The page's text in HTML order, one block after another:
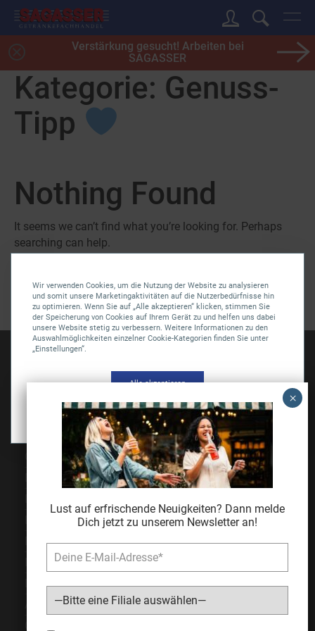
Verstärkung gesucht! Arbeiten bei
SAGASSER
Kategorie: Genuss-
Tipp
Nothing Found
It seems we can’t find what you’re looking for. Perhaps
searching can help.
Suchen
Lust auf erfrischende Neuigkeiten? Dann melde
Dich jetzt zu unserem Newsletter an!
SAGASSER-Vertriebs GmbH
Gärtnersleite 5
96450 Coburg
Telefon09561 6490-0
servus@sagasser.de
Gastro / Großhandel
Bonuscard
Expansion
Impressum
Datenschutz
Wir verwenden Cookies, um die Nutzung der Website zu analysieren
und somit unsere Marketingaktivitäten auf die Nutzerbedürfnisse hin
zu optimieren. Wenn Sie auf „Alle akzeptieren“ klicken, stimmen Sie
der Speicherung von Cookies auf Ihrem Gerät zu und helfen uns dabei
unsere Website stetig zu verbessern. Weitere Informationen zu den
Auswahlmöglichkeiten einzelner Cookie-Kategorien finden Sie unter
„Einstellungen“.
Einstellungen
Alle akzeptieren